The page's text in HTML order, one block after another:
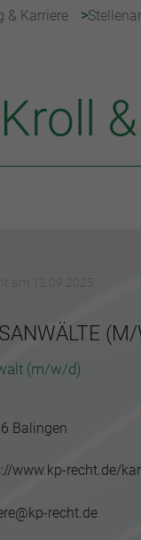
& Karriere
(m/w/d)
Balingen
www.kp-recht.de/
recht.de